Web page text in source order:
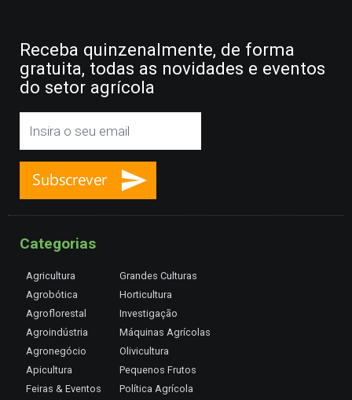
Receba quinzenalmente, de forma
gratuita, todas as novidades e eventos
do setor agrícola
Categorias
Agricultura
Agrobótica
Agroflorestal
Agroindústria
Agronegócio
Apicultura
Feiras & Eventos
Grandes Culturas
Horticultura
Investigação
Máquinas Agrícolas
Olivicultura
Pequenos Frutos
Política Agrícola